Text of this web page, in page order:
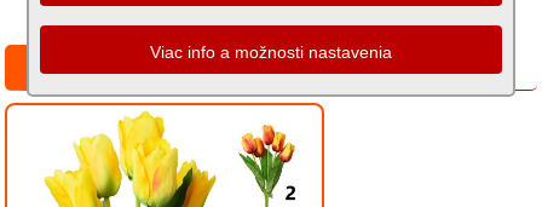
Semená
osivá
Chovateľské
potreby
Séria: Kytica tulipán 31cm